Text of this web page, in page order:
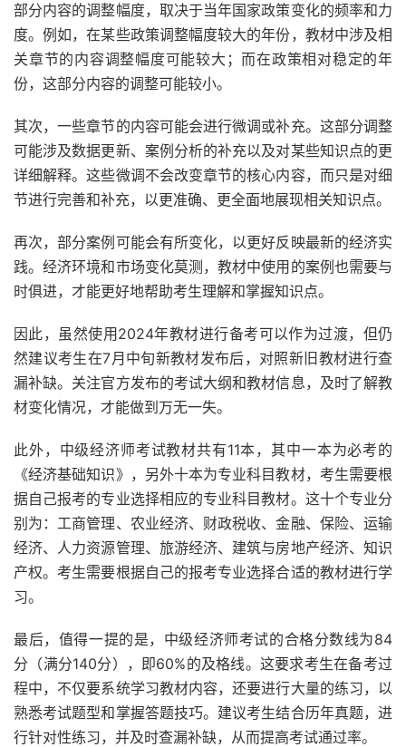
部分内容的调整幅度，取决于当年国家政策变化的频率和力
度。例如，在某些政策调整幅度较大的年份，教材中涉及相
关章节的内容调整幅度可能较大；而在政策相对稳定的年
份，这部分内容的调整可能较小。
其次，一些章节的内容可能会进行微调或补充。这部分调整
可能涉及数据更新、案例分析的补充以及对某些知识点的更
详细解释。这些微调不会改变章节的核心内容，而只是对细
节进行完善和补充，以更准确、更全面地展现相关知识点。
再次，部分案例可能会有所变化，以更好反映最新的经济实
践。经济环境和市场变化莫测，教材中使用的案例也需要与
时俱进，才能更好地帮助考生理解和掌握知识点。
因此，虽然使用2024年教材进行备考可以作为过渡，但仍
然建议考生在7月中旬新教材发布后，对照新旧教材进行查
漏补缺。关注官方发布的考试大纲和教材信息，及时了解教
材变化情况，才能做到万无一失。
此外，中级经济师考试教材共有11本，其中一本为必考的
《经济基础知识》，另外十本为专业科目教材，考生需要根
据自己报考的专业选择相应的专业科目教材。这十个专业分
别为：工商管理、农业经济、财政税收、金融、保险、运输
经济、人力资源管理、旅游经济、建筑与房地产经济、知识
产权。考生需要根据自己的报考专业选择合适的教材进行学
习。
最后，值得一提的是，中级经济师考试的合格分数线为84
分（满分140分），即60%的及格线。这要求考生在备考过
程中，不仅要系统学习教材内容，还要进行大量的练习，以
熟悉考试题型和掌握答题技巧。建议考生结合历年真题，进
行针对性练习，并及时查漏补缺，从而提高考试通过率。